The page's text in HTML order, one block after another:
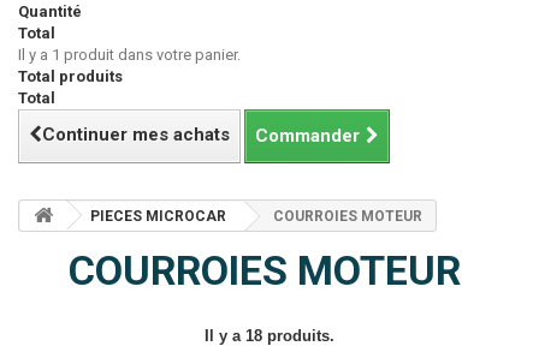
Quantité
Total
Il y a 1 produit dans votre panier.
Total produits
Total
Continuer mes achats Commander
PIECES MICROCAR COURROIES MOTEUR
COURROIES MOTEUR
Il y a 18 produits.